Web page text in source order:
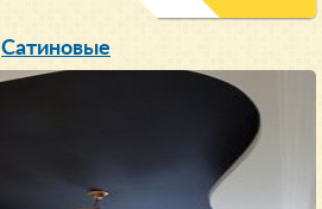
Сатиновые